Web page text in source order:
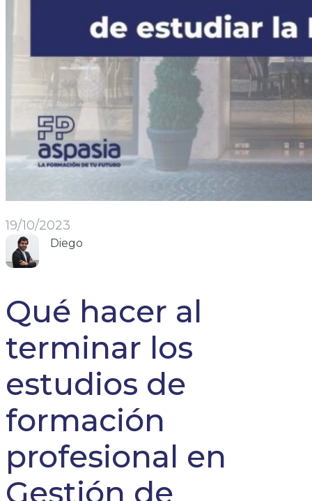
19/10/2023
Diego
Qué hacer al
terminar los
estudios de
formación
profesional en
Gestión de